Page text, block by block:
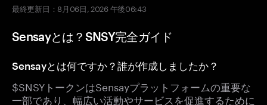
最終更新日：8月06日, 2026 午後06:43
Sensayとは？SNSY完全ガイド
Sensayとは何ですか？誰が作成しましたか？
$SNSYトークンはSensayプラットフォームの重要な
一部であり、幅広い活動やサービスを促進するために